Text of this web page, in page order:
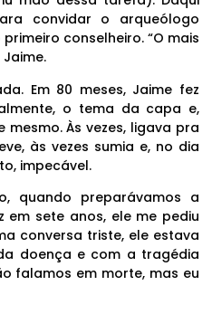
convidar o arqueólogo
conselheiro. “O mais
Em 80 meses, Jaime fez
o tema da capa e,
mesmo. Às vezes, ligava pra
às vezes sumia e, no dia
impecável.
quando preparávamos a
em sete anos, ele me pediu
conversa triste, ele estava
doença e com a tragédia
falamos em morte, mas eu